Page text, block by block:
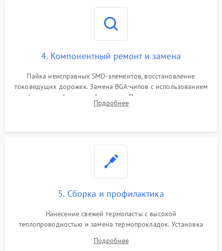
4. Компонентный ремонт и замена
Пайка неисправных SMD-элементов, восстановление
токоведущих дорожек. Замена BGA-чипов с использованием
инфракрасной паяльной станции. Прошивка микросхемы
BIOS или замена поврежденных портов USB
Подробнее
5. Сборка и профилактика
Нанесение свежей термопасты с высокой
теплопроводностью и замена термопрокладок. Установка
шлейфов, модулей памяти и накопителей. Предварительная
Подробнее